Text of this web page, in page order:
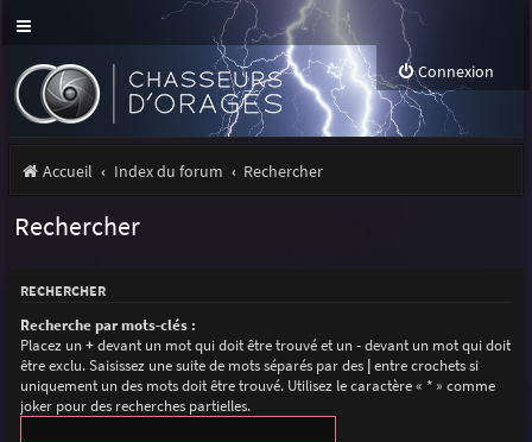
Connexion
Accueil Index du forum Rechercher
Rechercher
RECHERCHER
Recherche par mots-clés :
Placez un+devant un mot qui doit être trouvé et un-devant un mot qui doit
être exclu. Saisissez une suite de mots séparés par des |entre crochets si
uniquement un des mots doit être trouvé. Utilisez le caractère « * » comme
joker pour des recherches partielles.